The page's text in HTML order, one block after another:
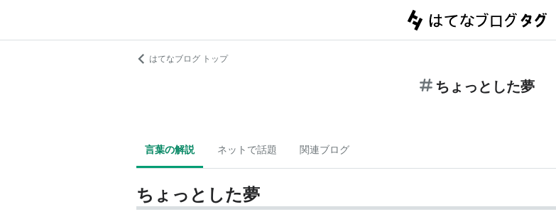
はてなブログ トップ
ちょっとした夢
言葉の解説 ネットで話題 関連ブログ
ちょっとした夢